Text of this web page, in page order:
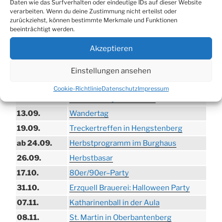
Daten wie das Surfverhalten oder eindeutige IDs auf dieser Website
verarbeiten. Wenn du deine Zustimmung nicht erteilst oder
zurückziehst, können bestimmte Merkmale und Funktionen
beeinträchtigt werden.
Akzeptieren
Einstellungen ansehen
Cookie-RichtlinieDatenschutzImpressum
TERMINE
Trödelmarkt in der Ortsmitte
13.09.
Wandertag
19.09.
Treckertreffen in Hengstenberg
ab 24.09.
Herbstprogramm im Burghaus
26.09.
Herbstbasar
17.10.
80er/90er–Party
31.10.
Erzquell Brauerei: Halloween Party
07.11.
Katharinenball in der Aula
08.11.
St. Martin in Oberbantenberg